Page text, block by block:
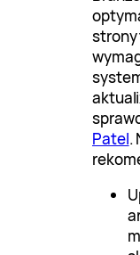
strony
Patel.